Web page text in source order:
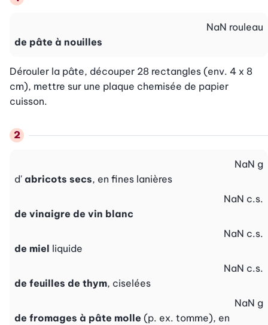
de pâte à nouilles
NaN rouleau
Dérouler la pâte, découper 28 rectangles (env. 4 x 8
cm), mettre sur une plaque chemisée de papier
cuisson.
d' abricots secs, en fines lanières
NaN g
de vinaigre de vin blanc
NaN c.s.
de miel liquide
NaN c.s.
de feuilles de thym, ciselées
NaN c.s.
de fromages à pâte molle (p. ex. tomme), en
NaN g